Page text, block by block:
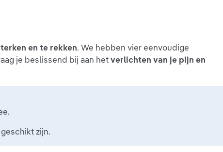
en te rekken. We hebben vier eenvoudige
je beslissend bij aan hetverlichten van je pijn en
zijn.